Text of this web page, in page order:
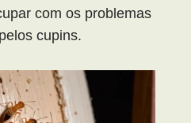
com os problemas
cupins.